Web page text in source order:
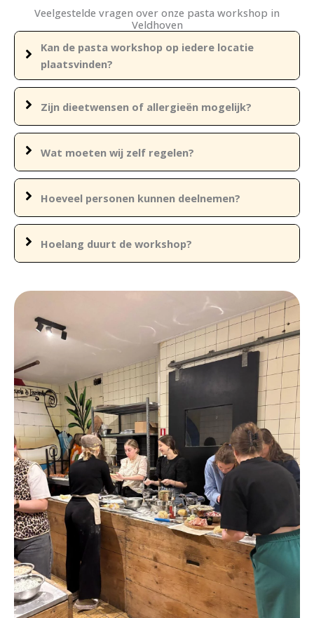
Veelgestelde vragen over onze pasta workshop in
Veldhoven
Kan de pasta workshop op iedere locatie
plaatsvinden?
Zijn dieetwensen of allergieën mogelijk?
Wat moeten wij zelf regelen?
Hoeveel personen kunnen deelnemen?
Hoelang duurt de workshop?